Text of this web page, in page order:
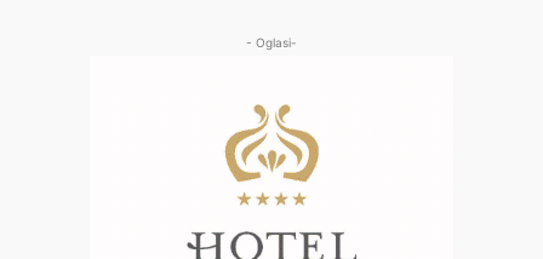
- Oglasi-